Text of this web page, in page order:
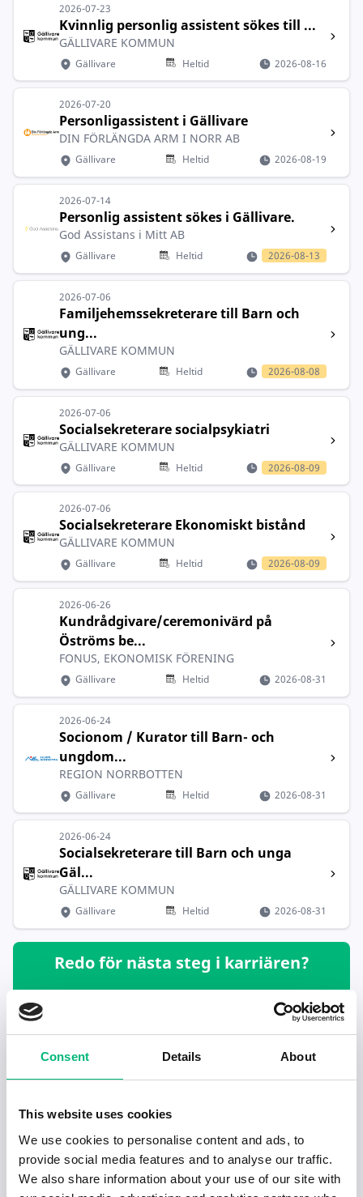
Consent Details About
This website uses cookies
We use cookies to personalise content and ads, to
provide social media features and to analyse our traffic.
We also share information about your use of our site with
2026-07-23
Kvinnlig personlig assistent sökes till ...
GÄLLIVARE KOMMUN
Gällivare Heltid 2026-08-16
2026-07-20
Personligassistent i Gällivare
DIN FÖRLÄNGDA ARM I NORR AB
Gällivare Heltid 2026-08-19
2026-07-14
Personlig assistent sökes i Gällivare.
God Assistans i Mitt AB
Gällivare Heltid 2026-08-13
2026-07-06
Familjehemssekreterare till Barn och
ung...
GÄLLIVARE KOMMUN
Gällivare Heltid 2026-08-08
2026-07-06
Socialsekreterare socialpsykiatri
GÄLLIVARE KOMMUN
Gällivare Heltid 2026-08-09
2026-07-06
Socialsekreterare Ekonomiskt bistånd
GÄLLIVARE KOMMUN
Gällivare Heltid 2026-08-09
2026-06-26
Kundrådgivare/ceremonivärd på
Öströms be...
FONUS, EKONOMISK FÖRENING
Gällivare Heltid 2026-08-31
2026-06-24
Socionom / Kurator till Barn- och
ungdom...
REGION NORRBOTTEN
Gällivare Heltid 2026-08-31
2026-06-24
Socialsekreterare till Barn och unga
Gäl...
GÄLLIVARE KOMMUN
Gällivare Heltid 2026-08-31
Redo för nästa steg i karriären?
Rekommenderade jobb inom Yrken med
Familjehemssekreterare till Barn och unga
GÄLLIVARE KOMMUN